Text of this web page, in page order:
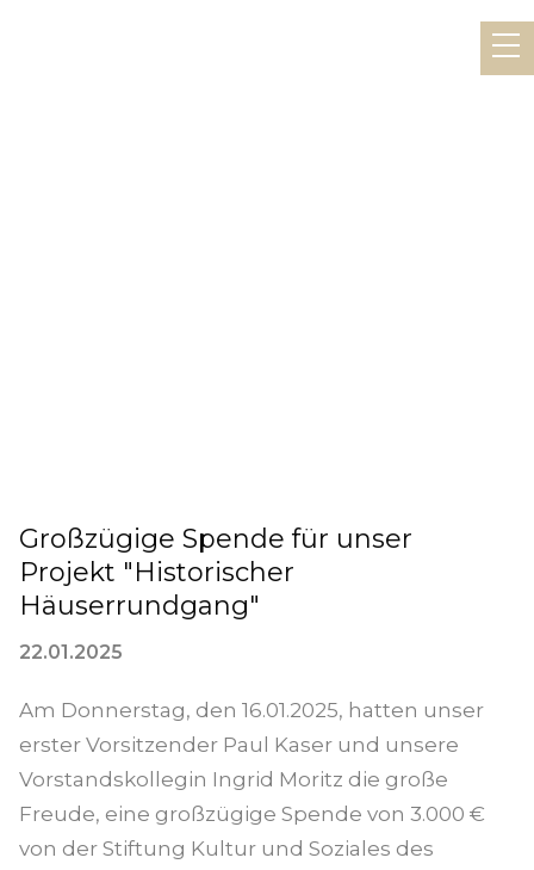
Großzügige Spende für unser
Projekt "Historischer
Häuserrundgang"
22.01.2025
Am Donnerstag, den 16.01.2025, hatten unser
erster Vorsitzender Paul Kaser und unsere
Vorstandskollegin Ingrid Moritz die große
Freude, eine großzügige Spende von 3.000 €
von der Stiftung Kultur und Soziales des